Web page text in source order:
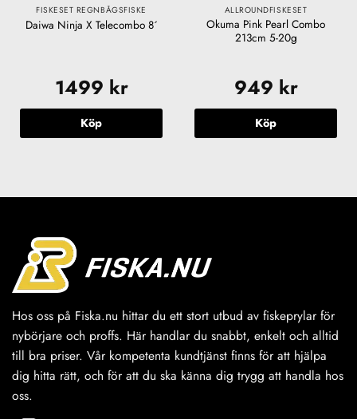
FISKESET REGNBÅGSFISKE
Daiwa Ninja X Telecombo 8´
1499 kr
Köp
ALLROUNDFISKESET
Okuma Pink Pearl Combo
213cm 5-20g
949 kr
Köp
Hos oss på Fiska.nu hittar du ett stort utbud av fiskeprylar för
nybörjare och proffs. Här handlar du snabbt, enkelt och alltid
till bra priser. Vår kompetenta kundtjänst finns för att hjälpa
dig hitta rätt, och för att du ska känna dig trygg att handla hos
oss.